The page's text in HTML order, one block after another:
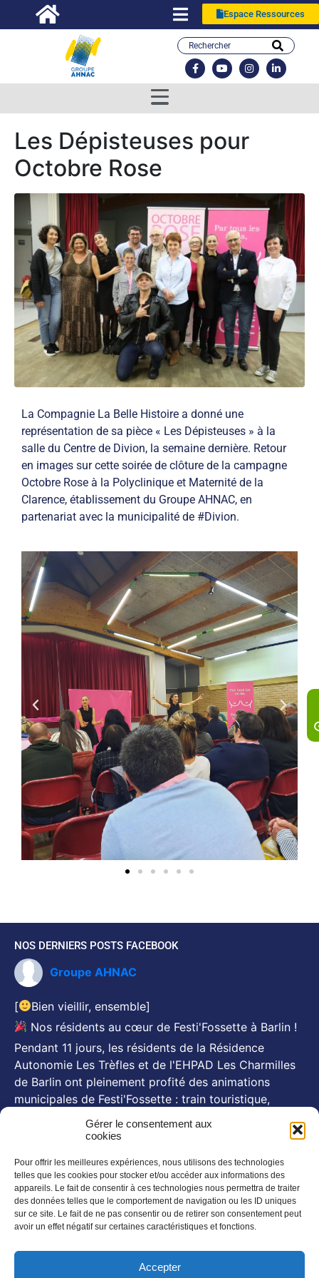
Gérer le consentement aux
cookies
Pour offrir les meilleures expériences, nous utilisons des technologies
telles que les cookies pour stocker et/ou accéder aux informations des
appareils. Le fait de consentir à ces technologies nous permettra de traiter
des données telles que le comportement de navigation ou les ID uniques
sur ce site. Le fait de ne pas consentir ou de retirer son consentement peut
avoir un effet négatif sur certaines caractéristiques et fonctions.
Accepter
Espace Ressources
Les Dépisteuses pour
Octobre Rose
La Compagnie La Belle Histoire a donné une
représentation de sa pièce « Les Dépisteuses » à la
salle du Centre de Divion, la semaine dernière. Retour
en images sur cette soirée de clôture de la campagne
Octobre Rose à la Polyclinique et Maternité de la
Clarence, établissement du Groupe AHNAC, en
partenariat avec la municipalité de #Divion.
NOS DERNIERS POSTS FACEBOOK
Groupe AHNAC
[
Bien vieillir, ensemble]
Nos résidents au cœur de Festi'Fossette à Barlin !
Pendant 11 jours, les résidents de la Résidence
Autonomie Les Trèfles et de l'EHPAD Les Charmilles
de Barlin ont pleinement profité des animations
municipales de Festi'Fossette : train touristique,
festif du 26 juillet animé par Michel Pruvot, aux côtés
Photo
NOS NEWSLETTERS
En savoir plus
SUIVEZ NOUS SUR :